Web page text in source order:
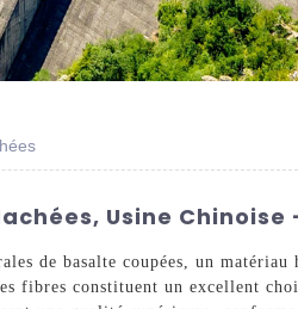
Usine
de basalte coupées, un
fibres constituent un excellent